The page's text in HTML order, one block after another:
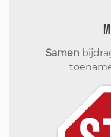
Samen